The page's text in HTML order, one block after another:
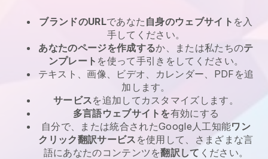
ブランドのURLであなた 自身のウェブサイト を入
手してください。
あなたのページを作成するか、または私たちのテ
ンプレート を使って手引きをしてください。
テキスト、画像、ビデオ、カレンダー、PDFを追
加します。
サービスを追加してカスタマイズします。
多言語ウェブサイトを有効にする
自分で、または統合されたGoogle人工知能ワン
クリック翻訳サービス を使用して、さまざまな言
語にあなたのコンテンツを翻訳して ください。